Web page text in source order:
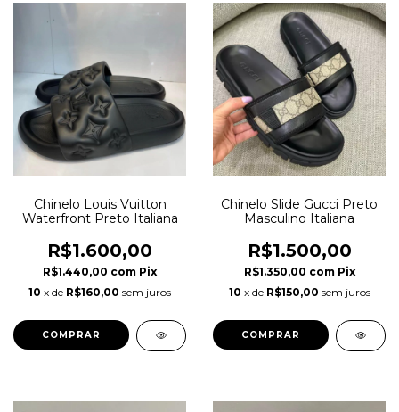
Chinelo Louis Vuitton
Waterfront Preto Italiana
R$1.600,00
R$1.440,00 com Pix
10 x de R$160,00 sem juros
COMPRAR
Chinelo Slide Gucci Preto
Masculino Italiana
R$1.500,00
R$1.350,00 com Pix
10 x de R$150,00 sem juros
COMPRAR